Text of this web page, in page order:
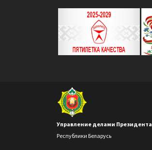
Управление делами Президента
Республики Беларусь